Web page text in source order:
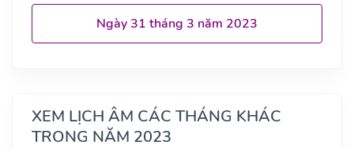
Ngày 31 tháng 3 năm 2023
XEM LỊCH ÂM CÁC THÁNG KHÁC
TRONG NĂM 2023